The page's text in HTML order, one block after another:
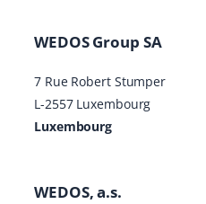
WEDOS Group SA
7 Rue Robert Stumper
L-2557 Luxembourg
Luxembourg
WEDOS, a.s.